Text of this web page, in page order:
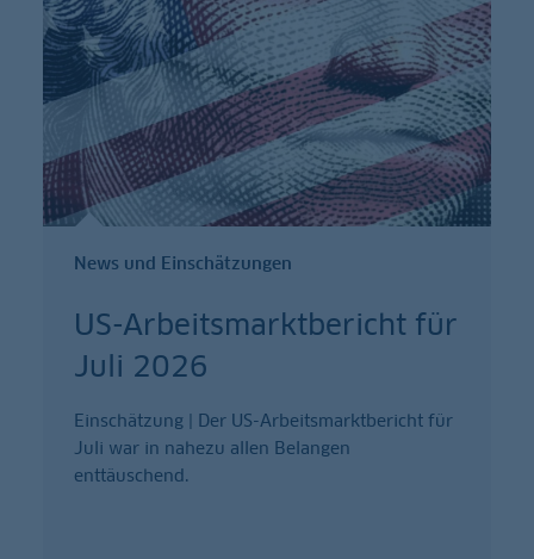
News und Einschätzungen
US-Arbeitsmarktbericht für
Juli 2026
Einschätzung | Der US-Arbeitsmarktbericht für
Juli war in nahezu allen Belangen
enttäuschend.